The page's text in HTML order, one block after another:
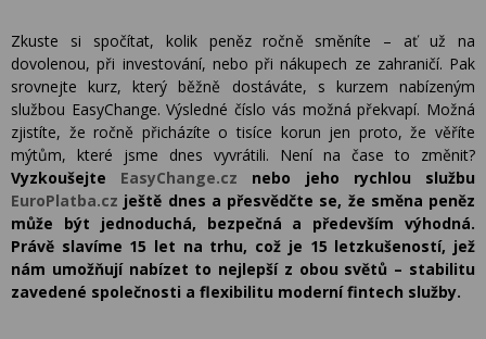
Zkuste si spočítat, kolik peněz ročně směníte – ať už na
dovolenou, při investování, nebo při nákupech ze zahraničí. Pak
srovnejte kurz, který běžně dostáváte, s kurzem nabízeným
službou EasyChange. Výsledné číslo vás možná překvapí. Možná
zjistíte, že ročně přicházíte o tisíce korun jen proto, že věříte
mýtům, které jsme dnes vyvrátili. Není na čase to změnit?
Vyzkoušejte EasyChange.cz nebo jeho rychlou službu
EuroPlatba.cz ještě dnes a přesvědčte se, že směna peněz
může být jednoduchá, bezpečná a především výhodná.
Právě slavíme 15 let na trhu, což je 15 letzkušeností, jež
nám umožňují nabízet to nejlepší z obou světů – stabilitu
zavedené společnosti a flexibilitu moderní fintech služby.